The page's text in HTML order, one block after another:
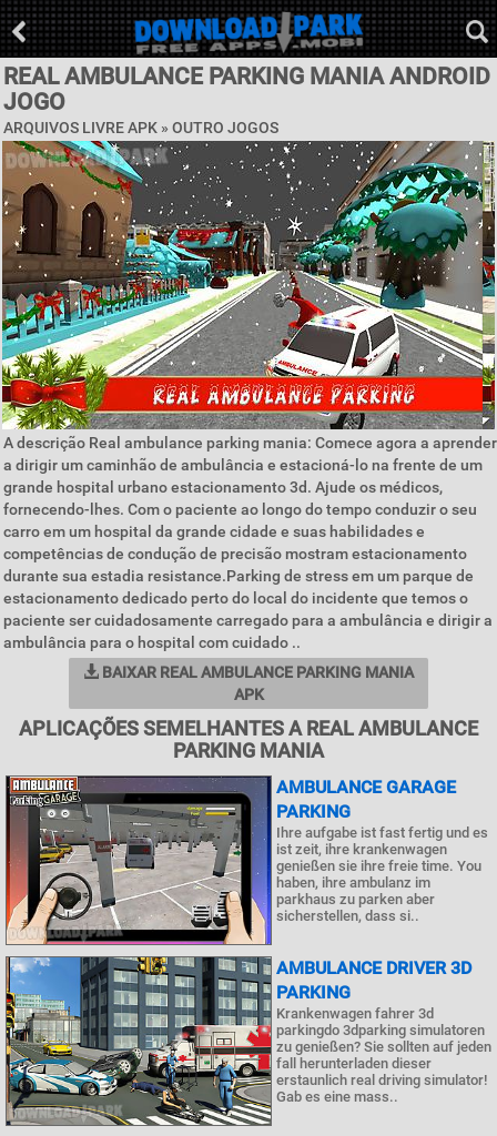
REAL AMBULANCE PARKING MANIA ANDROID
JOGO
ARQUIVOS LIVRE APK » OUTRO JOGOS
A descrição Real ambulance parking mania: Comece agora a aprender
a dirigir um caminhão de ambulância e estacioná-lo na frente de um
grande hospital urbano estacionamento 3d. Ajude os médicos,
fornecendo-lhes. Com o paciente ao longo do tempo conduzir o seu
carro em um hospital da grande cidade e suas habilidades e
competências de condução de precisão mostram estacionamento
durante sua estadia resistance.Parking de stress em um parque de
estacionamento dedicado perto do local do incidente que temos o
paciente ser cuidadosamente carregado para a ambulância e dirigir a
ambulância para o hospital com cuidado ..
BAIXAR REAL AMBULANCE PARKING MANIA
APK
APLICAÇÕES SEMELHANTES A REAL AMBULANCE
PARKING MANIA
AMBULANCE GARAGE
PARKING
Ihre aufgabe ist fast fertig und es
ist zeit, ihre krankenwagen
genießen sie ihre freie time. You
haben, ihre ambulanz im
parkhaus zu parken aber
sicherstellen, dass si..
AMBULANCE DRIVER 3D
PARKING
Krankenwagen fahrer 3d
parkingdo 3dparking simulatoren
zu genießen? Sie sollten auf jeden
fall herunterladen dieser
erstaunlich real driving simulator!
Gab es eine mass..